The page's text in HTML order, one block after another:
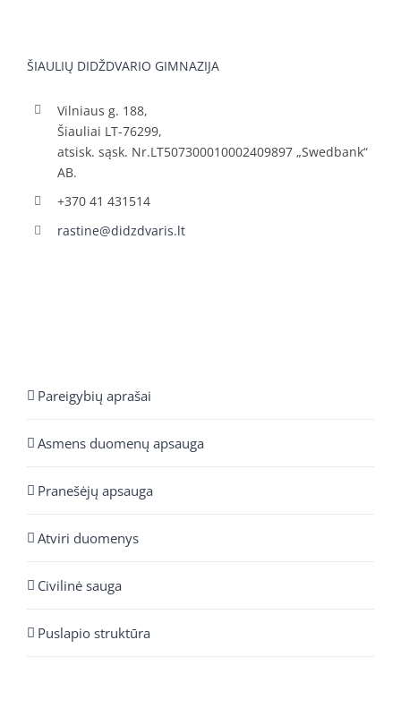
ŠIAULIŲ DIDŽDVARIO GIMNAZIJA
Vilniaus g. 188,
Šiauliai LT-76299,
atsisk. sąsk. Nr.LT507300010002409897 „Swedbank“
AB.
+370 41 431514
rastine@didzdvaris.lt
Pareigybių aprašai
Asmens duomenų apsauga
Pranešėjų apsauga
Atviri duomenys
Civilinė sauga
Puslapio struktūra